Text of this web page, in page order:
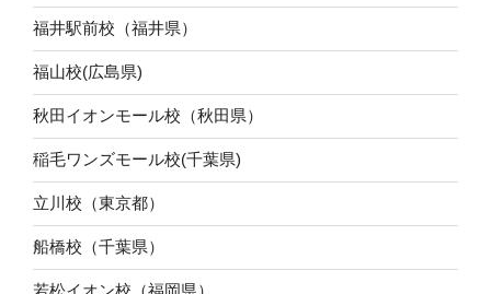
福井駅前校（福井県）
福山校(広島県)
秋田イオンモール校（秋田県）
稲毛ワンズモール校(千葉県)
立川校（東京都）
船橋校（千葉県）